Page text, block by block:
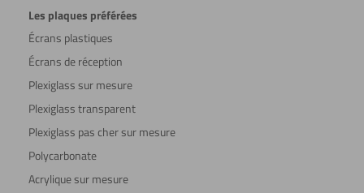
Les plaques préférées
Écrans plastiques
Écrans de réception
Plexiglass sur mesure
Plexiglass transparent
Plexiglass pas cher sur mesure
Polycarbonate
Acrylique sur mesure